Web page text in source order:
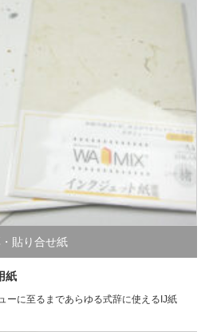
貼り合せ紙
紙
ーに至るまであらゆる式辞に使えるIJ紙